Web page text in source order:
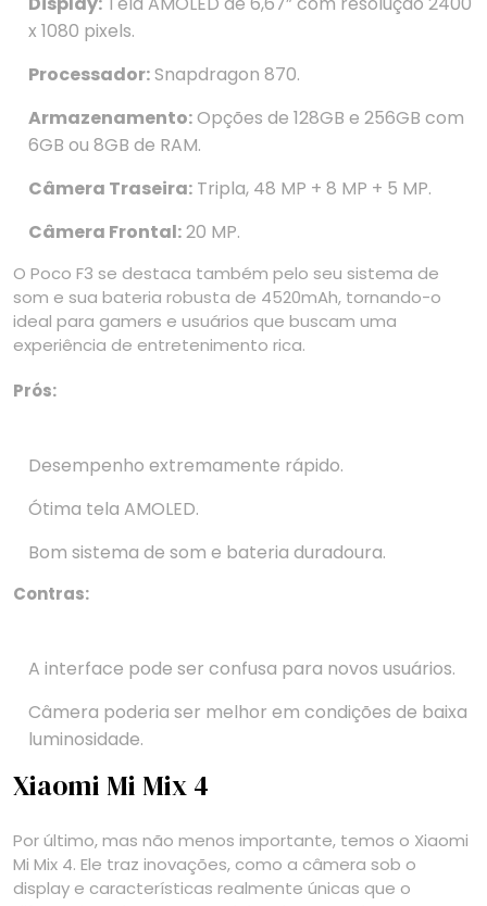
x 1080 pixels.
Processador:Snapdragon 870.
Armazenamento:Opções de 128GB e 256GB com
6GB ou 8GB de RAM.
Câmera Traseira: Tripla, 48 MP + 8 MP + 5 MP.
Câmera Frontal:20 MP.
O Poco F3 se destaca também pelo seu sistema de
som e sua bateria robusta de 4520mAh, tornando-o
ideal para gamers e usuários que buscam uma
experiência de entretenimento rica.
Prós:
Desempenho extremamente rápido.
Ótima tela AMOLED.
Bom sistema de som e bateria duradoura.
Contras:
A interface pode ser confusa para novos usuários.
Câmera poderia ser melhor em condições de baixa
luminosidade.
Xiaomi Mi Mix 4
Por último, mas não menos importante, temos o Xiaomi
Mi Mix 4. Ele traz inovações, como a câmera sob o
display e características realmente únicas que o